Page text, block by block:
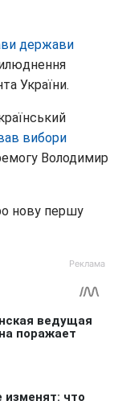
держави
України.
вибори
Володимир
нову першу